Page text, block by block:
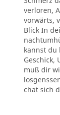
verloren,
vorwärts,
Blick In
kannst du
Geschick,
muß dir
chat sich